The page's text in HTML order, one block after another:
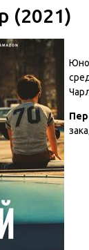
(2021)